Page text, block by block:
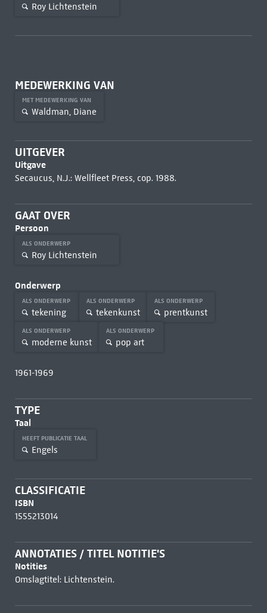
Roy Lichtenstein
MEDEWERKING VAN
MET MEDEWERKING VAN
Waldman, Diane
UITGEVER
Uitgave
Secaucus, N.J.: Wellfleet Press, cop. 1988.
GAAT OVER
Persoon
ALS ONDERWERP
Roy Lichtenstein
Onderwerp
ALS ONDERWERP
tekening
ALS ONDERWERP
tekenkunst
ALS ONDERWERP
prentkunst
ALS ONDERWERP
moderne kunst
ALS ONDERWERP
pop art
1961-1969
TYPE
Taal
HEEFT PUBLICATIE TAAL
Engels
CLASSIFICATIE
ISBN
1555213014
ANNOTATIES / TITEL NOTITIE'S
Notities
Omslagtitel: Lichtenstein.